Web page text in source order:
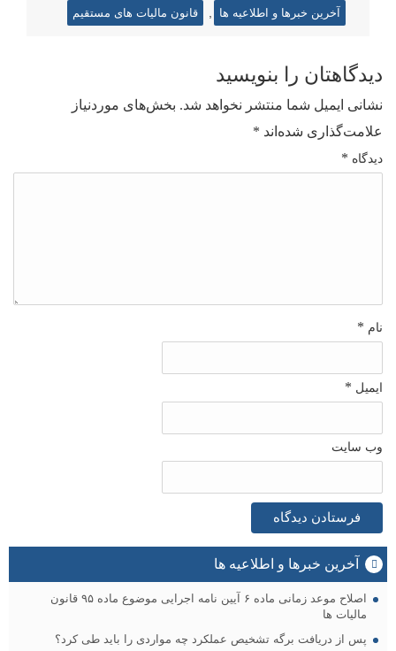
آخرین خبرها و اطلاعیه ها , قانون مالیات های مستقیم
دیدگاهتان را بنویسید
نشانی ایمیل شما منتشر نخواهد شد. بخش‌های موردنیاز
علامت‌گذاری شده‌اند *
دیدگاه *
نام *
ایمیل *
وب‌ سایت
آخرین خبرها و اطلاعیه ها
اصلاح موعد زمانی ماده ۶ آیین نامه اجرایی موضوع ماده ۹۵ قانون
مالیات ها
پس از دریافت برگه تشخیص عملکرد چه مواردی را باید طی کرد؟